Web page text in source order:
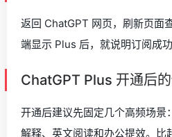
返回 ChatGPT 网页，刷新页面
端显示 Plus 后，就说明订阅成功
ChatGPT Plus 开通后
开通后建议先固定几个高频场景
解释、英文阅读和办公提效。比